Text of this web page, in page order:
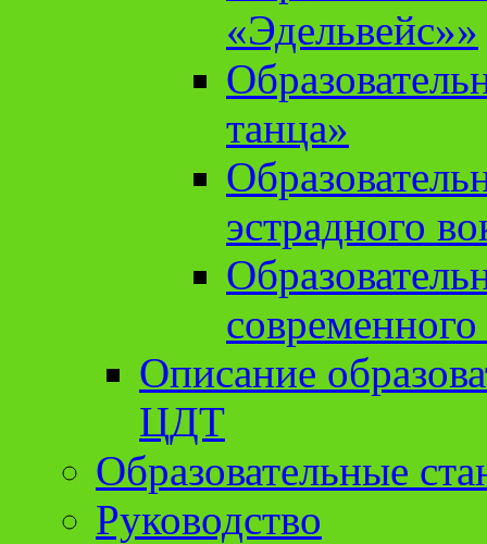
«Эдельвейс»»
танца»
эстрадного
Описание
ЦДТ
Образовательные
Руководство